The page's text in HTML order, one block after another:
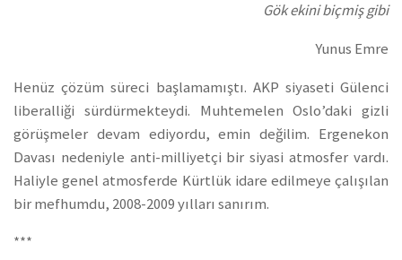
Gök ekini biçmiş gibi
Yunus Emre
Henüz çözüm süreci başlamamıştı. AKP siyaseti Gülenci
liberalliği sürdürmekteydi. Muhtemelen Oslo’daki gizli
görüşmeler devam ediyordu, emin değilim. Ergenekon
Davası nedeniyle anti-milliyetçi bir siyasi atmosfer vardı.
Haliyle genel atmosferde Kürtlük idare edilmeye çalışılan
bir mefhumdu, 2008-2009 yılları sanırım.
***